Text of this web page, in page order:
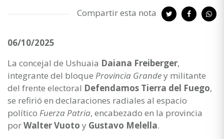
Compartir esta nota
06/10/2025
La concejal de Ushuaia Daiana Freiberger,
integrante del bloque Provincia Grandey militante
del frente electoral Defendamos Tierra del Fuego,
se refirió en declaraciones radiales al espacio
político Fuerza Patria, encabezado en la provincia
porWalter Vuoto y Gustavo Melella.